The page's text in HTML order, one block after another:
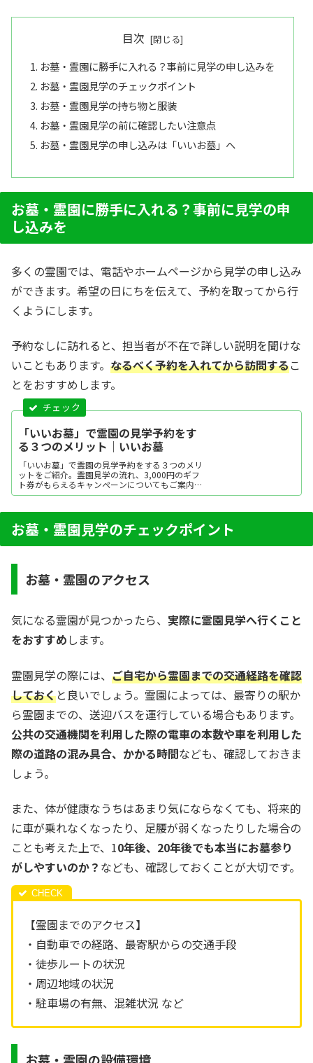
目次
お墓・霊園に勝手に入れる？事前に見学の申し込みを
お墓・霊園見学のチェックポイント
お墓・霊園見学の持ち物と服装
お墓・霊園見学の前に確認したい注意点
お墓・霊園見学の申し込みは「いいお墓」へ
お墓・霊園に勝手に入れる？事前に見学の申
し込みを
多くの霊園では、電話やホームページから見学の申し込み
ができます。希望の日にちを伝えて、予約を取ってから行
くようにします。
予約なしに訪れると、担当者が不在で詳しい説明を聞けな
いこともあります。 なるべく予約を入れてから訪問するこ
とをおすすめします。
「いいお墓」で霊園の見学予約をす
る３つのメリット｜いいお墓
「いいお墓」で霊園の見学予約をする３つのメリ
ットをご紹介。霊園見学の流れ、3,000円のギフ
ト券がもらえるキャンペーンについてもご案内致
します。墓石・霊園・墓地探しなら年間利用者
へ。
お墓・霊園見学のチェックポイント
お墓・霊園のアクセス
気になる霊園が見つかったら、 実際に霊園見学へ行くこと
をおすすめします。
霊園見学の際には、 ご自宅から霊園までの交通経路を確認
しておくと良いでしょう。霊園によっては、最寄りの駅か
ら霊園までの、送迎バスを運行している場合もあります。
公共の交通機関を利用した際の電車の本数や車を利用した
際の道路の混み具合、かかる時間なども、確認しておきま
しょう。
また、体が健康なうちはあまり気にならなくても、将来的
に車が乗れなくなったり、足腰が弱くなったりした場合の
ことも考えた上で、10年後、20年後でも本当にお墓参り
がしやすいのか？ なども、確認しておくことが大切です。
【霊園までのアクセス】
・自動車での経路、最寄駅からの交通手段
・徒歩ルートの状況
・周辺地域の状況
・駐車場の有無、混雑状況 など
お墓・霊園の設備環境